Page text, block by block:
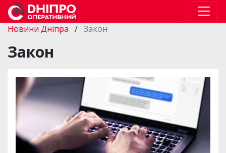
Новини Дніпра / Закон
Закон